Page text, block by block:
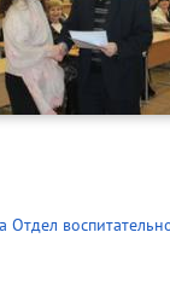
Отдел